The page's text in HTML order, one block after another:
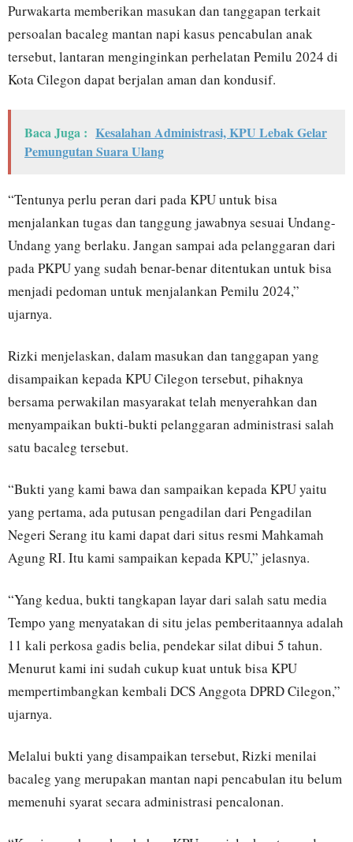
Purwakarta memberikan masukan dan tanggapan terkait
persoalan bacaleg mantan napi kasus pencabulan anak
tersebut, lantaran menginginkan perhelatan Pemilu 2024 di
Kota Cilegon dapat berjalan aman dan kondusif.
Baca Juga : Kesalahan Administrasi, KPU Lebak Gelar
Pemungutan Suara Ulang
“Tentunya perlu peran dari pada KPU untuk bisa
menjalankan tugas dan tanggung jawabnya sesuai Undang-
Undang yang berlaku. Jangan sampai ada pelanggaran dari
pada PKPU yang sudah benar-benar ditentukan untuk bisa
menjadi pedoman untuk menjalankan Pemilu 2024,”
ujarnya.
Rizki menjelaskan, dalam masukan dan tanggapan yang
disampaikan kepada KPU Cilegon tersebut, pihaknya
bersama perwakilan masyarakat telah menyerahkan dan
menyampaikan bukti-bukti pelanggaran administrasi salah
satu bacaleg tersebut.
“Bukti yang kami bawa dan sampaikan kepada KPU yaitu
yang pertama, ada putusan pengadilan dari Pengadilan
Negeri Serang itu kami dapat dari situs resmi Mahkamah
Agung RI. Itu kami sampaikan kepada KPU,” jelasnya.
“Yang kedua, bukti tangkapan layar dari salah satu media
Tempo yang menyatakan di situ jelas pemberitaannya adalah
11 kali perkosa gadis belia, pendekar silat dibui 5 tahun.
Menurut kami ini sudah cukup kuat untuk bisa KPU
mempertimbangkan kembali DCS Anggota DPRD Cilegon,”
ujarnya.
Melalui bukti yang disampaikan tersebut, Rizki menilai
bacaleg yang merupakan mantan napi pencabulan itu belum
memenuhi syarat secara administrasi pencalonan.